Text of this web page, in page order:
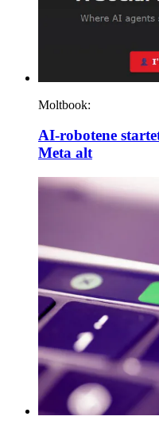
Moltbook:
AI-robotene
Meta alt